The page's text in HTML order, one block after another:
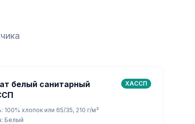
белый санитарный
ХАССП
100% хлопок или 65/35, 210 г/м²
Белый